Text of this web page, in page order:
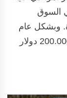
السوق
وبشكل عام
تقدّر القيمة المالية لهذه السيارة بحوالي 200.000 دولار